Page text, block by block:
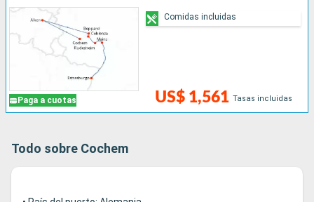
Paga a cuotas US$ 1,561 Tasas incluidas
Comidas incluidas
Todo sobre Cochem